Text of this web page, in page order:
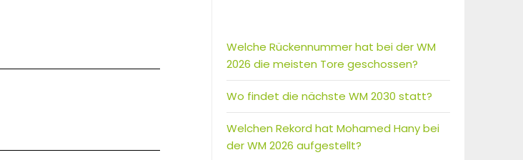
Welche Rückennummer hat bei der WM
2026 die meisten Tore geschossen?
Wo findet die nächste WM 2030 statt?
Welchen Rekord hat Mohamed Hany bei
der WM 2026 aufgestellt?